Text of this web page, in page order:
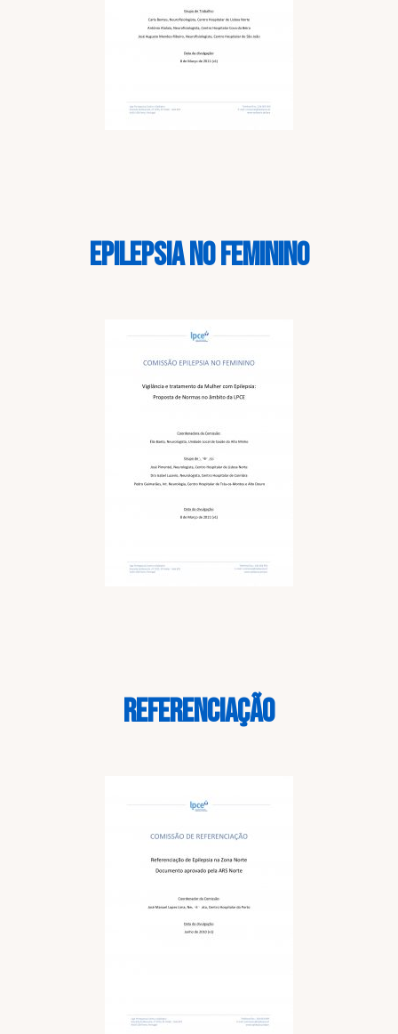
EPILEPSIA NO FEMININO
REFERENCIAÇÃO